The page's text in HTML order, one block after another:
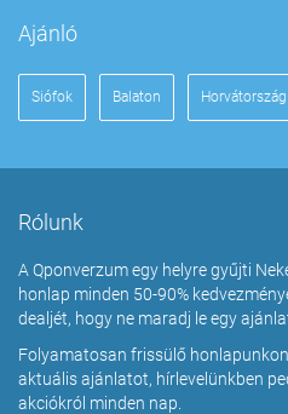
Ajánló
Siófok Balaton Horvátország
Rólunk
A Qponverzum egy helyre gyűjti
honlap minden 50-90%
dealjét, hogy ne maradj le egy
Folyamatosan frissülő
aktuális ajánlatot, hírlevelünkben
akciókról minden nap.